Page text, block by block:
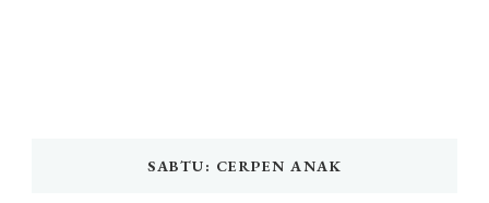
SABTU: CERPEN ANAK